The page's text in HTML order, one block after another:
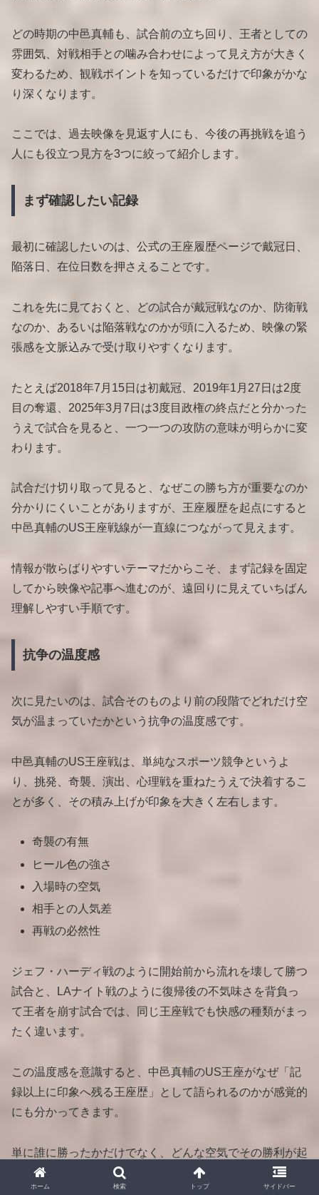
どの時期の中邑真輔も、試合前の立ち回り、王者としての
雰囲気、対戦相手との噛み合わせによって見え方が大きく
変わるため、観戦ポイントを知っているだけで印象がかな
り深くなります。
ここでは、過去映像を見返す人にも、今後の再挑戦を追う
人にも役立つ見方を3つに絞って紹介します。
まず確認したい記録
最初に確認したいのは、公式の王座履歴ページで戴冠日、
陥落日、在位日数を押さえることです。
これを先に見ておくと、どの試合が戴冠戦なのか、防衛戦
なのか、あるいは陥落戦なのかが頭に入るため、映像の緊
張感を文脈込みで受け取りやすくなります。
たとえば2018年7月15日は初戴冠、2019年1月27日は2度
目の奪還、2025年3月7日は3度目政権の終点だと分かった
うえで試合を見ると、一つ一つの攻防の意味が明らかに変
わります。
試合だけ切り取って見ると、なぜこの勝ち方が重要なのか
分かりにくいことがありますが、王座履歴を起点にすると
中邑真輔のUS王座戦線が一直線につながって見えます。
情報が散らばりやすいテーマだからこそ、まず記録を固定
してから映像や記事へ進むのが、遠回りに見えていちばん
理解しやすい手順です。
抗争の温度感
次に見たいのは、試合そのものより前の段階でどれだけ空
気が温まっていたかという抗争の温度感です。
中邑真輔のUS王座戦は、単純なスポーツ競争というよ
り、挑発、奇襲、演出、心理戦を重ねたうえで決着するこ
とが多く、その積み上げが印象を大きく左右します。
奇襲の有無
ヒール色の強さ
入場時の空気
相手との人気差
再戦の必然性
ジェフ・ハーディ戦のように開始前から流れを壊して勝つ
試合と、LAナイト戦のように復帰後の不気味さを背負っ
て王者を崩す試合では、同じ王座戦でも快感の種類がまっ
たく違います。
この温度感を意識すると、中邑真輔のUS王座がなぜ「記
録以上に印象へ残る王座歴」として語られるのかが感覚的
にも分かってきます。
単に誰に勝ったかだけでなく、どんな空気でその勝利が起
きたのかまで追うことが、中邑真輔のUS王座戦を楽しむ
コツです。
ホーム 検索 トップ サイドバー